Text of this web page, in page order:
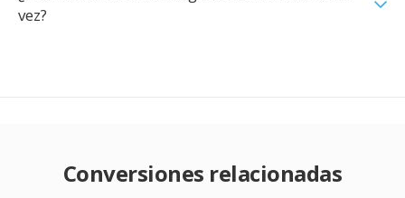
vez?
Conversiones relacionadas